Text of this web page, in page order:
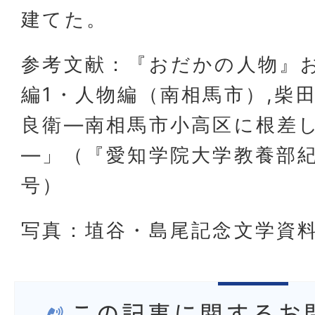
建てた。
参考文献：『おだかの人物』
編1・人物編（南相馬市）,柴
良衛―南相馬市小高区に根差
―」（『愛知学院大学教養部
号）
写真：埴谷・島尾記念文学資